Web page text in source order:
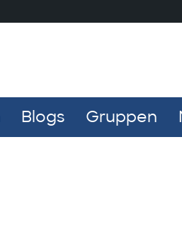
Blogs Gruppen